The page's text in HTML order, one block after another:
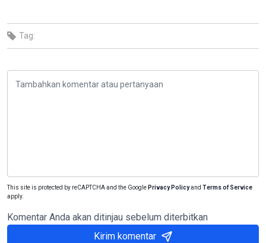
Tag:
This site is protected by reCAPTCHA and the Google Privacy Policyand Terms of Service
apply.
Komentar Anda akan ditinjau sebelum diterbitkan
Kirim komentar